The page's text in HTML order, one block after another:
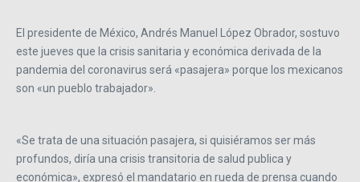
El presidente de México, Andrés Manuel López Obrador, sostuvo
este jueves que la crisis sanitaria y económica derivada de la
pandemia del coronavirus será «pasajera» porque los mexicanos
son «un pueblo trabajador».
«Se trata de una situación pasajera, si quisiéramos ser más
profundos, diría una crisis transitoria de salud publica y
económica», expresó el mandatario en rueda de prensa cuando